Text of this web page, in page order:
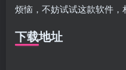
烦恼，不妨试试这款软件，
下载地址